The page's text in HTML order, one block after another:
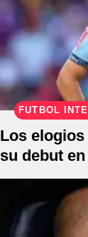
FÚTBOL
Los
su debut